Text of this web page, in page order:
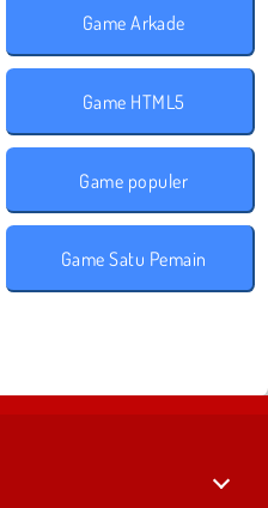
Game Arkade
Game HTML5
Game populer
Game Satu Pemain